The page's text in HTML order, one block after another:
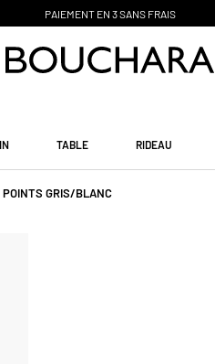
TABLE RIDEAU
POINTS GRIS/BLANC